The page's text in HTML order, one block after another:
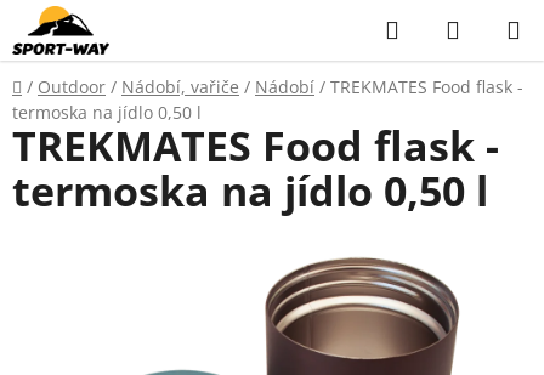
Přejít
na
obsah
Hledat
KOŠÍK
Domů
/ Outdoor / Nádobí, vařiče / Nádobí / TREKMATES Food flask -
termoska na jídlo 0,50 l
TREKMATES Food flask -
termoska na jídlo 0,50 l